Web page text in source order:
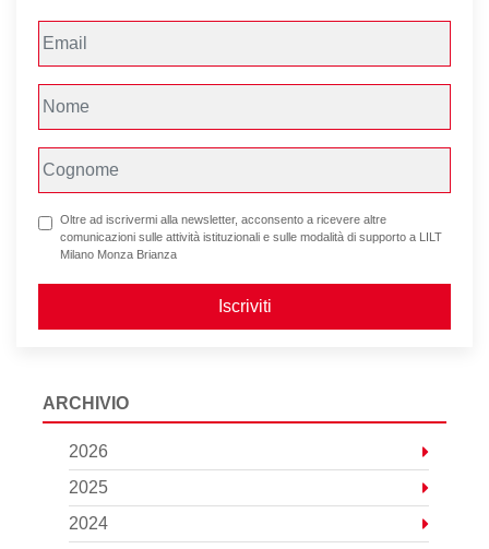
Oltre ad iscrivermi alla newsletter, acconsento a ricevere altre
comunicazioni sulle attività istituzionali e sulle modalità di supporto a LILT
Milano Monza Brianza
Iscriviti
ARCHIVIO
2026
2025
2024